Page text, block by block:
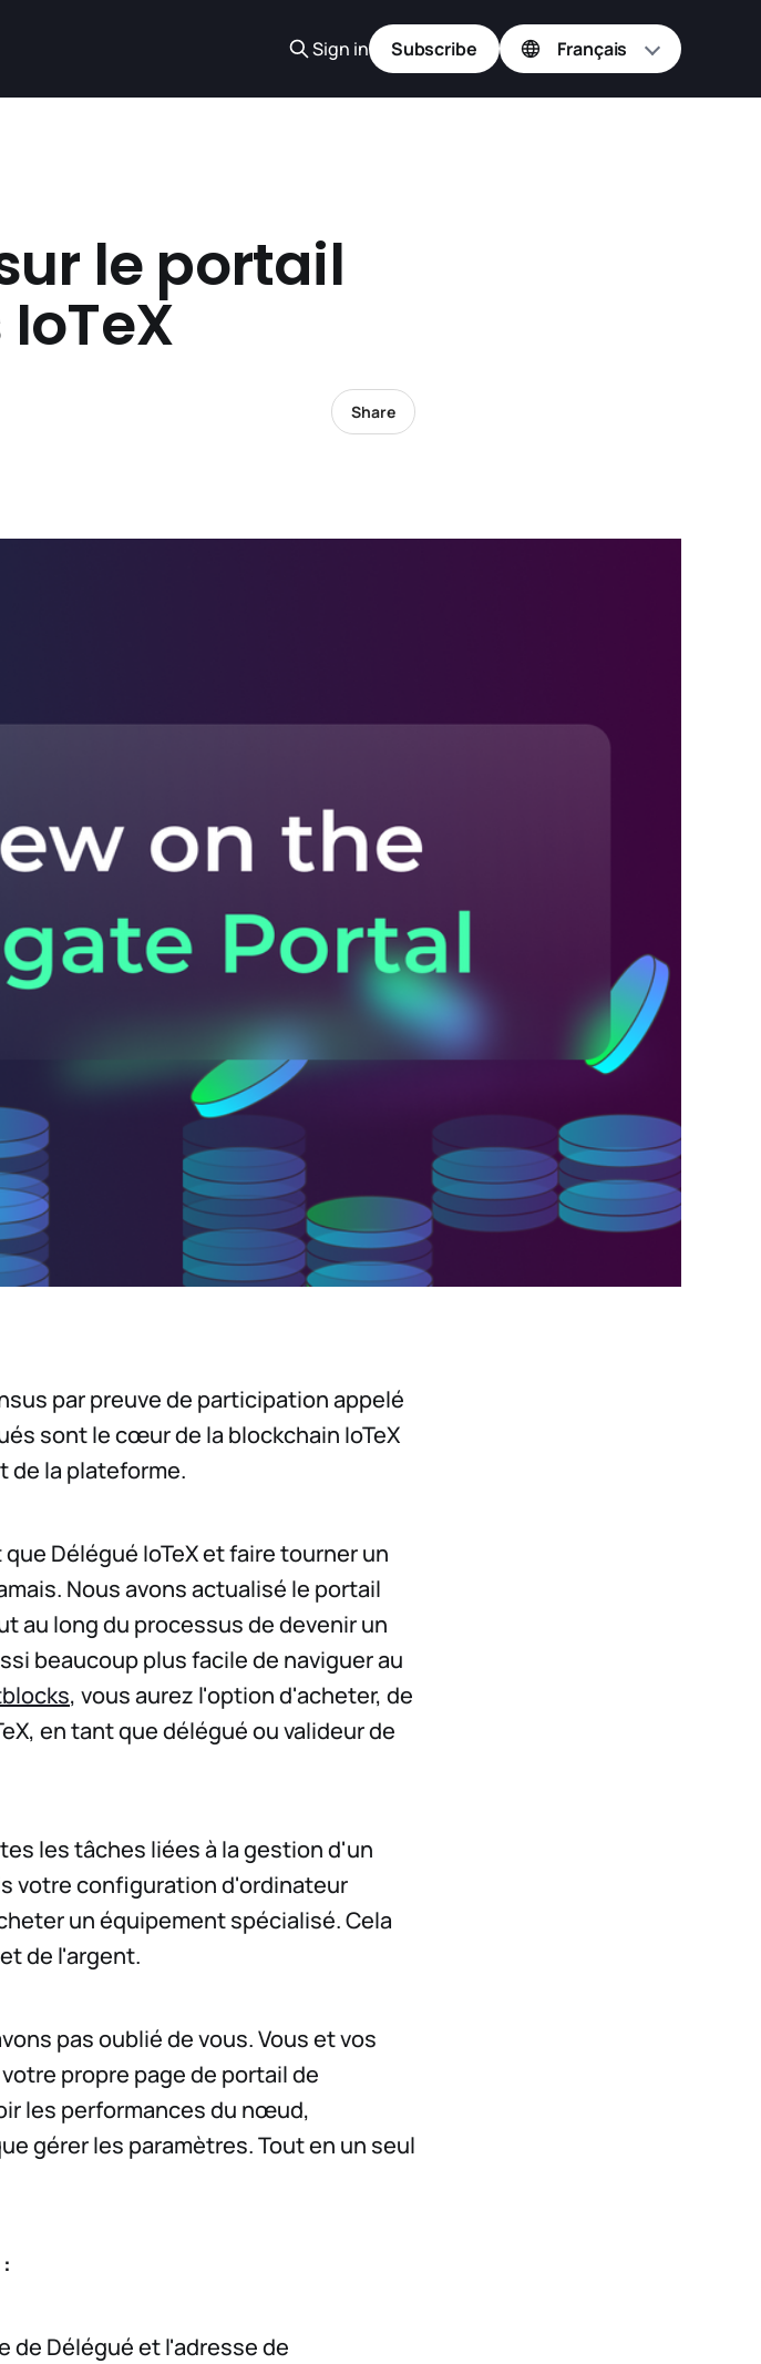
Sign in Subscribe
le portail
Share
par preuve de participation appelé
sont le cœur de la blockchain IoTeX
la plateforme.
Délégué IoTeX et faire tourner un
Nous avons actualisé le portail
au long du processus de devenir un
beaucoup plus facile de naviguer au
, vous aurez l'option d'acheter, de
en tant que délégué ou valideur de
les tâches liées à la gestion d'un
votre configuration d'ordinateur
un équipement spécialisé. Cela
de l'argent.
pas oublié de vous. Vous et vos
propre page de portail de
les performances du nœud,
gérer les paramètres. Tout en un seul
de Délégué et l'adresse de